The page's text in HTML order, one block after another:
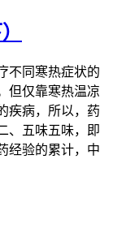
不同寒热症状的
但仅靠寒热温凉
疾病，所以，药
、五味五味，即
经验的累计，中